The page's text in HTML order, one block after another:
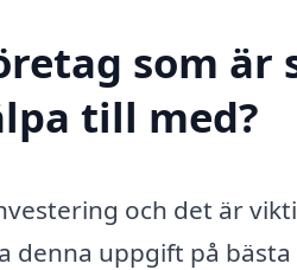
som är
till med?
och det är
uppgift på